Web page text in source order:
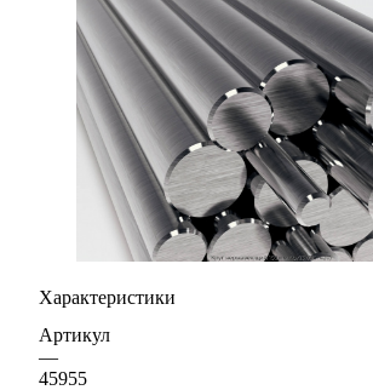
Характеристики
Артикул
—
45955